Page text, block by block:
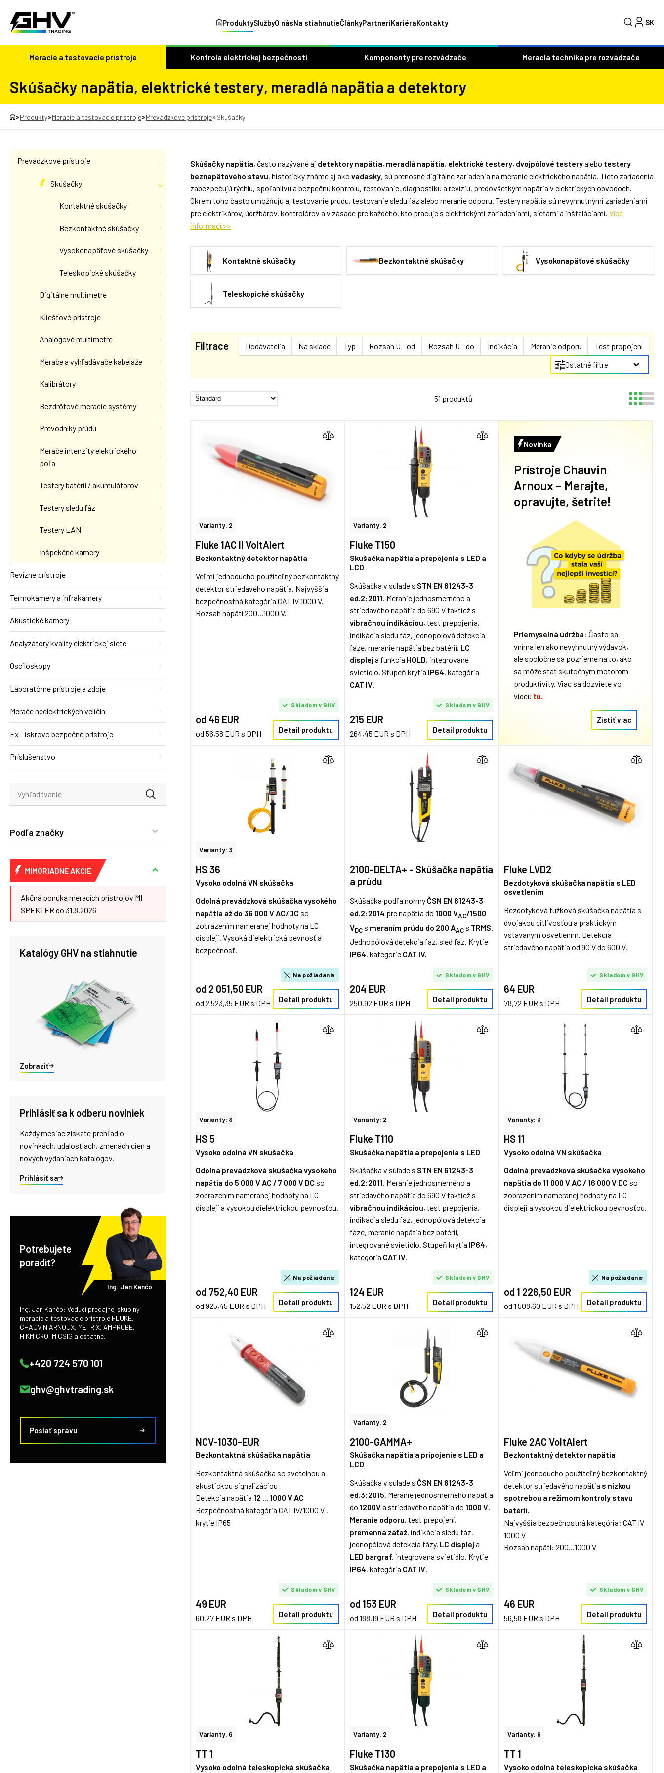
ProduktySlužbyO násNa stiahnutieČlánkyPartneriKariéraKontakty SK
Meracie a testovacie prístroje Kontrola elektrickej bezpečnosti Komponenty pre rozvádzače Meracia technika pre rozvádzače
Skúšačky napätia, elektrické testery, meradlá napätia a detektory
»Produkty»Meracie a testovacie prístroje»Prevádzkové prístroje»Skúšačky
Prevádzkové prístroje
Skúšačky
Kontaktné skúšačky
Bezkontaktné skúšačky
Vysokonapäťové skúšačky
Teleskopické skúšačky
Digitálne multimetre
Kliešťové prístroje
Analógové multimetre
Merače a vyhľadávače kabeláže
Kalibrátory
Bezdrôtové meracie systémy
Prevodníky prúdu
Merače intenzity elektrického
poľa
Testery batérií / akumulátorov
Testery sledu fáz
Testery LAN
Inšpekčné kamery
Revízne prístroje
Termokamery a infrakamery
Akustické kamery
Analyzátory kvality elektrickej siete
Osciloskopy
Laboratórne prístroje a zdoje
Merače neelektrických veličín
Ex - iskrovo bezpečné prístroje
Príslušenstvo
Podľa značky
MIMORIADNE AKCIE
Akčná ponuka meracích prístrojov MI
SPEKTER do 31.8.2026
Katalógy GHV na stiahnutie
Zobraziť
Prihlásiť sa k odberu noviniek
Každý mesiac získate prehľad o
novinkách, udalostiach, zmenách cien a
nových vydaniach katalógov.
Prihlásiť sa
Potrebujete
poradiť?
Ing. Jan Kančo
Ing. Jan Kančo: Vedúci predajnej skupiny
meracie a testovacie prístroje FLUKE,
CHAUVIN ARNOUX, METRIX, AMPROBE,
HIKMICRO, MICSIG a ostatné.
+420 724 570 101
ghv@ghvtrading.sk
Poslať správu
Skúšačky napätia, často nazývané aj detektory napätia, meradlá napätia, elektrické testery, dvojpólové testeryalebo testery
beznapätového stavu, historicky známe aj ako vadasky, sú prenosné digitálne zariadenia na meranie elektrického napätia. Tieto zariadenia
zabezpečujú rýchlu, spoľahlivú a bezpečnú kontrolu, testovanie, diagnostiku a revíziu, predovšetkým napätia v elektrických obvodoch.
Okrem toho často umožňujú aj testovanie prúdu, testovanie sledu fáz alebo meranie odporu. Testery napätia sú nevyhnutnými zariadeniami
pre elektrikárov, údržbárov, kontrolórov a v zásade pre každého, kto pracuje s elektrickými zariadeniami, sieťami a inštaláciami. Více
informací >>
Kontaktné skúšačky Bezkontaktné skúšačky Vysokonapäťové skúšačky
Teleskopické skúšačky
Filtrace Dodávatelia Na sklade Typ Rozsah U - od Rozsah U - do Indikácia Meranie odporu Test propojení
Ostatné filtre
51 produktů
Varianty: 2
Fluke 1AC II VoltAlert
Bezkontaktný detektor napätia
Veľmi jednoducho použiteľný bezkontaktný
detektor striedavého napätia. Najvyššia
bezpečnostná kategória CAT IV 1000 V.
Rozsah napätí 200...1000 V.
od 46 EUR
od 56,58 EUR s DPH
Skladom v GHV
Detail produktu
Varianty: 2
Fluke T150
Skúšačka napätia a prepojenia s LED a
LCD
Skúšačka v súlade s STN EN 61243-3
ed.2:2011. Meranie jednosmerného a
striedavého napätia do 690 V taktiež s
vibračnou indikáciou, test prepojenia,
indikácia sledu fáz, jednopólová detekcia
fáze, meranie napätia bez batérií, LC
displej a funkcia HOLD, integrované
svietidlo. Stupeň krytia IP64, kategória
CAT IV.
215 EUR
264,45 EUR s DPH
Skladom v GHV
Detail produktu
Novinka
Prístroje Chauvin
Arnoux – Merajte,
opravujte, šetrite!
Priemyselná údržba: Často sa
vníma len ako nevyhnutný výdavok,
ale spoločne sa pozrieme na to, ako
sa môže stať skutočným motorom
produktivity. Viac sa dozviete vo
videu tu.
Zistiť viac
Varianty: 3
HS 36
Vysoko odolná VN skúšačka
Odolná prevádzková skúšačka vysokého
napätia až do 36 000 V AC/DC so
zobrazením nameranej hodnoty na LC
displeji. Vysoká dielektrická pevnosť a
bezpečnosť.
od 2 051,50 EUR
od 2 523,35 EUR s DPH
Na požiadanie
Detail produktu
2100-DELTA+ - Skúšačka napätia
a prúdu
Skúšačka podľa normyČSN EN 61243-3
ed.2:2014 pre napätia do 1000 VAC/1500
VDCs meraním prúdu do 200 AACs TRMS.
Jednopólová detekcia fáz, sled fáz. Krytie
IP64, kategorie CAT IV.
204 EUR
250,92 EUR s DPH
Skladom v GHV
Detail produktu
Fluke LVD2
Bezdotyková skúšačka napätia s LED
osvetlením
Bezdotyková tužková skúšačka napätia s
dvojakou citlivosťou a praktickým
vstavaným osvetlením. Detekcia
striedavého napätia od 90 V do 600 V.
64 EUR
78,72 EUR s DPH
Skladom v GHV
Detail produktu
Varianty: 3
HS 5
Vysoko odolná VN skúšačka
Odolná prevádzková skúšačka vysokého
napätia do 5 000 V AC / 7 000 V DC so
zobrazením nameranej hodnoty na LC
displeji a vysokou dielektrickou pevnosťou.
od 752,40 EUR
od 925,45 EUR s DPH
Na požiadanie
Detail produktu
Varianty: 2
Fluke T110
Skúšačka napätia a prepojenia s LED
Skúšačka v súlade s STN EN 61243-3
ed.2:2011. Meranie jednosmerného a
striedavého napätia do 690 V taktiež s
vibračnou indikáciou, test prepojenia,
indikácia sledu fáz, jednopólová detekcia
fáze, meranie napätia bez batérií,
integrované svietidlo. Stupeň krytia IP64,
kategória CAT IV.
124 EUR
152,52 EUR s DPH
Skladom v GHV
Detail produktu
Varianty: 3
HS 11
Vysoko odolná VN skúšačka
Odolná prevádzková skúšačka vysokého
napätia do 11 000 V AC / 16 000 V DC so
zobrazením nameranej hodnoty na LC
displeji a vysokou dielektrickou pevnosťou.
od 1 226,50 EUR
od 1 508,60 EUR s DPH
Na požiadanie
Detail produktu
NCV-1030-EUR
Bezkontaktná skúšačka napätia
Bezkontaktná skúšačka so svetelnou a
akustickou signalizáciou
Detekcia napätia 12 ... 1000 V AC
Bezpečnostná kategória CAT IV/1000 V ,
krytie IP65
49 EUR
60,27 EUR s DPH
Skladom v GHV
Detail produktu
Varianty: 2
2100-GAMMA+
Skúšačka napätia a pripojenie s LED a
LCD
Skúšačka v súlade s ČSN EN 61243-3
ed.3:2015. Meranie jednosmerného napätia
do 1200Va striedavého napätia do 1000 V.
Meranie odporu, test prepojení,
premenná záťaž, indikácia sledu fáz,
jednopólová detekcia fázy, LC displej a
LED bargraf. integrovaná svietidlo. Krytie
IP64, kategória CAT IV.
od 153 EUR
od 188,19 EUR s DPH
Skladom v GHV
Detail produktu
Fluke 2AC VoltAlert
Bezkontaktný detektor napätia
Veľmi jednoducho použiteľný bezkontaktný
detektor striedavého napätia s nízkou
spotrebou a režimom kontroly stavu
batérií.
Najvyššia bezpečnostná kategória: CAT IV
1000 V
Rozsah napätí: 200...1000 V
46 EUR
56,58 EUR s DPH
Skladom v GHV
Detail produktu
Varianty: 6
TT 1
Vysoko odolná teleskopická skúšačka
Varianty: 2
Fluke T130
Skúšačka napätia a prepojenia s LED a
Varianty: 6
TT 1
Vysoko odolná teleskopická skúšačka